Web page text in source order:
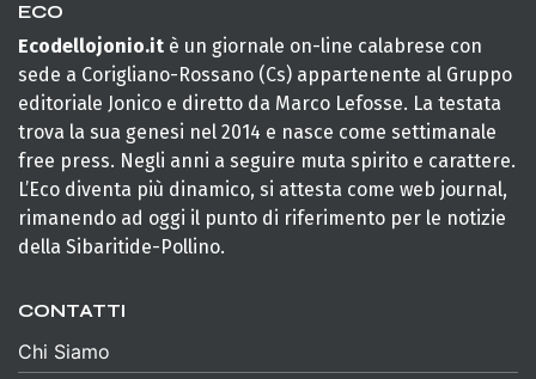
ECO
Ecodellojonio.it è un giornale on-line calabrese con
sede a Corigliano-Rossano (Cs) appartenente al Gruppo
editoriale Jonico e diretto da Marco Lefosse. La testata
trova la sua genesi nel 2014 e nasce come settimanale
free press. Negli anni a seguire muta spirito e carattere.
L’Eco diventa più dinamico, si attesta come web journal,
rimanendo ad oggi il punto di riferimento per le notizie
della Sibaritide-Pollino.
CONTATTI
Chi Siamo